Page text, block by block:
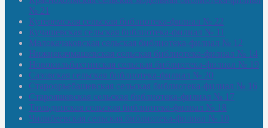
№ 21
Кутеремская сельская библиотека-филиал № 22
Кучашевская сельская библиотека-филиал № 11
Малокачаковская сельская библиотека-филиал № 12
Нижнекачмашевская сельская библиотека-филиал № 14
Новокильбахтинская сельская библиотека-филиал № 19
Сазовская сельская библиотека-филиал № 20
Староорьебашевская сельская библиотека-филиал № 16
Старояшевская сельская библиотека-филиал № 17
Тюльдинская сельская библиотека-филиал № 18
Чилибеевская сельская библиотека-филиал № 10